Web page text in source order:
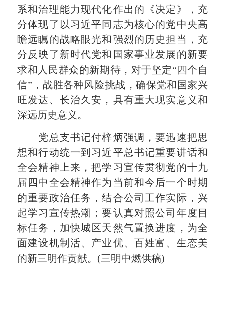
系和治理能力现代化作出的《决定》，充
分体现了以习近平同志为核心的党中央高
瞻远瞩的战略眼光和强烈的历史担当，充
分反映了新时代党和国家事业发展的新要
求和人民群众的新期待，对于坚定“四个自
信”，战胜各种风险挑战，确保党和国家兴
旺发达、长治久安，具有重大现实意义和
深远历史意义。
党总支书记付梓炳强调，要迅速把思
想和行动统一到习近平总书记重要讲话和
全会精神上来，把学习宣传贯彻党的十九
届四中全会精神作为当前和今后一个时期
的重要政治任务，结合公司工作实际，兴
起学习宣传热潮；要认真对照公司年度目
标任务，加快城区天然气置换进度，为全
面建设机制活、产业优、百姓富、生态美
的新三明作贡献。(三明中燃供稿)